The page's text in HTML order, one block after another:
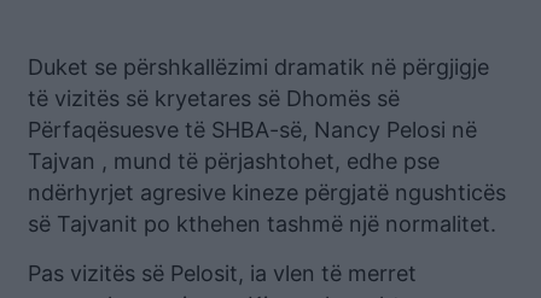
Duket se përshkallëzimi dramatik në përgjigje
të vizitës së kryetares së Dhomës së
Përfaqësuesve të SHBA-së, Nancy Pelosi në
Tajvan , mund të përjashtohet, edhe pse
ndërhyrjet agresive kineze përgjatë ngushticës
së Tajvanit po kthehen tashmë një normalitet.
Pas vizitës së Pelosit, ia vlen të merret